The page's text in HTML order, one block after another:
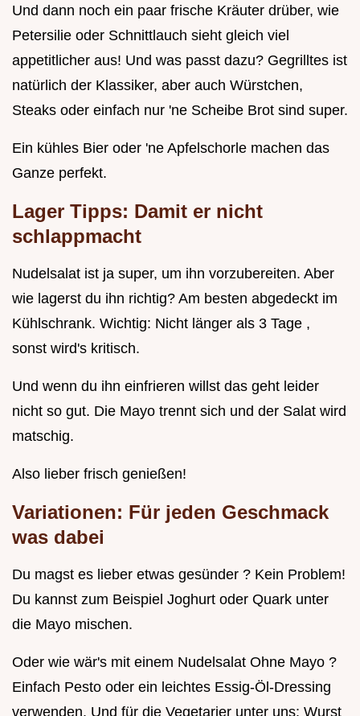
Und dann noch ein paar frische Kräuter drüber, wie
Petersilie oder Schnittlauch sieht gleich viel
appetitlicher aus! Und was passt dazu? Gegrilltes ist
natürlich der Klassiker, aber auch Würstchen,
Steaks oder einfach nur 'ne Scheibe Brot sind super.
Ein kühles Bier oder 'ne Apfelschorle machen das
Ganze perfekt.
Lager Tipps: Damit er nicht
schlappmacht
Nudelsalat ist ja super, um ihn vorzubereiten. Aber
wie lagerst du ihn richtig? Am besten abgedeckt im
Kühlschrank. Wichtig: Nicht länger als 3 Tage ,
sonst wird's kritisch.
Und wenn du ihn einfrieren willst das geht leider
nicht so gut. Die Mayo trennt sich und der Salat wird
matschig.
Also lieber frisch genießen!
Variationen: Für jeden Geschmack
was dabei
Du magst es lieber etwas gesünder ? Kein Problem!
Du kannst zum Beispiel Joghurt oder Quark unter
die Mayo mischen.
Oder wie wär's mit einem Nudelsalat Ohne Mayo ?
Einfach Pesto oder ein leichtes Essig-Öl-Dressing
verwenden. Und für die Vegetarier unter uns: Wurst